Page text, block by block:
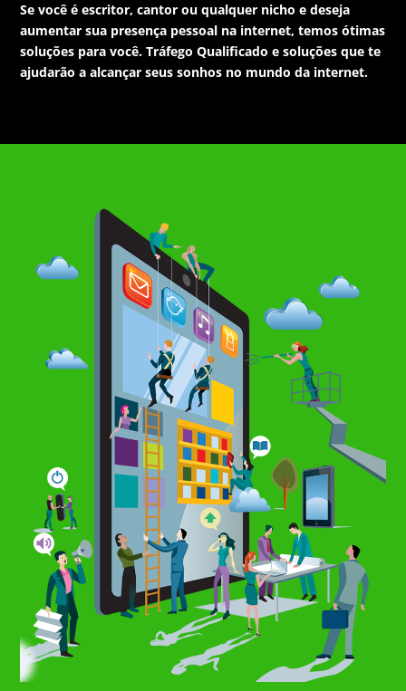
Se você é escritor, cantor ou qualquer nicho e deseja
aumentar sua presença pessoal na internet, temos ótimas
soluções para você. Tráfego Qualificado e soluções que te
ajudarão a alcançar seus sonhos no mundo da internet.